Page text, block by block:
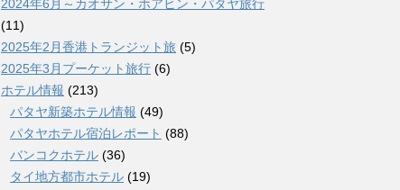
2024年6月～カオサン・ホアヒン・パタヤ旅行
(11)
2025年2月香港トランジット旅 (5)
2025年3月プーケット旅行 (6)
ホテル情報 (213)
パタヤ新築ホテル情報 (49)
パタヤホテル宿泊レポート (88)
バンコクホテル (36)
タイ地方都市ホテル (19)